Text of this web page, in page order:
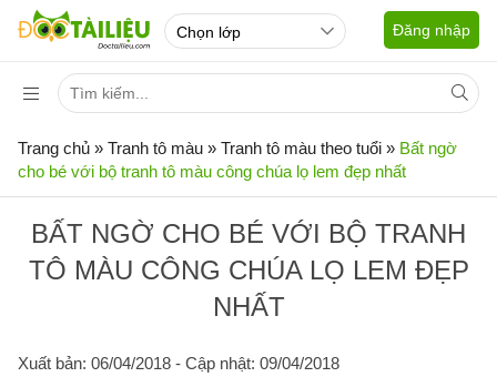
Đăng nhập
Trang chủ » Tranh tô màu » Tranh tô màu theo tuổi » Bất ngờ
cho bé với bộ tranh tô màu công chúa lọ lem đẹp nhất
BẤT NGỜ CHO BÉ VỚI BỘ TRANH
TÔ MÀU CÔNG CHÚA LỌ LEM ĐẸP
NHẤT
Xuất bản: 06/04/2018 - Cập nhật: 09/04/2018